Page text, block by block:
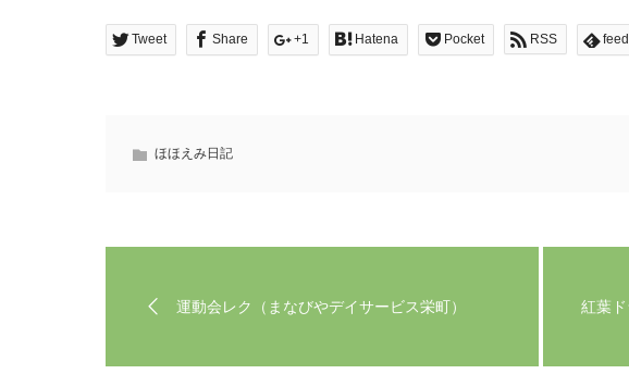
Tweet Share +1 Hatena Pocket RSS
ほほえみ日記
運動会レク（まなびやデイサービス栄町） 紅葉